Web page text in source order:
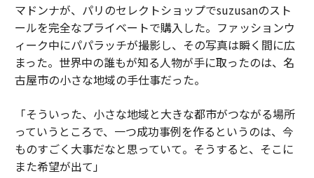
マドンナが、パリのセレクトショップでsuzusanのスト
ールを完全なプライベートで購入した。ファッションウ
ィーク中にパパラッチが撮影し、その写真は瞬く間に広
まった。世界中の誰もが知る人物が手に取ったのは、名
古屋市の小さな地域の手仕事だった。
「そういった、小さな地域と大きな都市がつながる場所
っていうところで、一つ成功事例を作るというのは、今
ものすごく大事だなと思っていて。そうすると、そこに
また希望が出て」